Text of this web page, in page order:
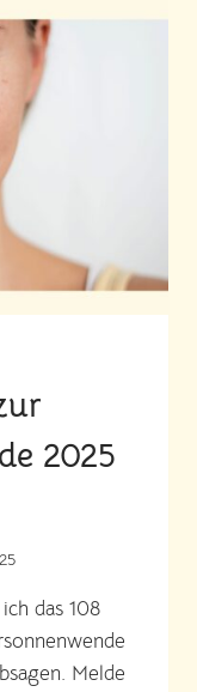
2025
das 108
Melde